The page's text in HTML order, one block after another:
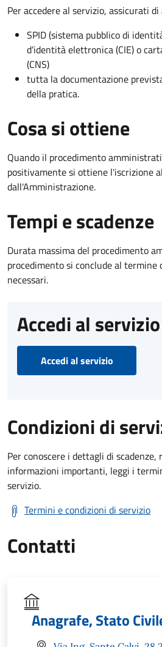
Per accedere al servizio, assicurati di
SPID (sistema pubblico di
d’identità elettronica (CIE) o
(CNS)
tutta la documentazione
della pratica.
Cosa si ottiene
Quando il procedimento
positivamente si ottiene l'iscrizione
dall'Amministrazione.
Tempi e scadenze
Durata massima del procedimento
procedimento si conclude al termine
necessari.
Accedi al servizio
Accedi al servizio
Condizioni di
Per conoscere i dettagli di
informazioni importanti, leggi i
servizio.
Termini e condizioni di servizio
Contatti
Anagrafe, Stato